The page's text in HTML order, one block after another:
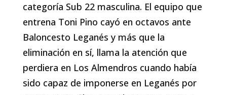
categoría Sub 22 masculina. El equipo que
entrena Toni Pino cayó en octavos ante
Baloncesto Leganés y más que la
eliminación en sí, llama la atención que
perdiera en Los Almendros cuando había
sido capaz de imponerse en Leganés por